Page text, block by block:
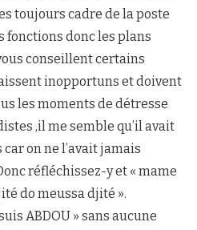
toujours cadre de la poste
fonctions donc les plans
conseillent certains
inopportuns et doivent
les moments de détresse
,il me semble qu’il avait
on ne l’avait jamais
réfléchissez-y et « mame
do meussa djité ».
ABDOU » sans aucune